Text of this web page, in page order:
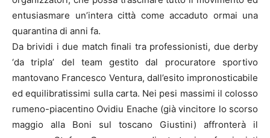
entusiasmare un’intera città come accaduto ormai una
quarantina di anni fa.
Da brividi i due match finali tra professionisti, due derby
‘da tripla’ del team gestito dal procuratore sportivo
mantovano Francesco Ventura, dall’esito impronosticabile
ed equilibratissimi sulla carta. Nei pesi massimi il colosso
rumeno-piacentino Ovidiu Enache (già vincitore lo scorso
maggio alla Boni sul toscano Giustini) affronterà il